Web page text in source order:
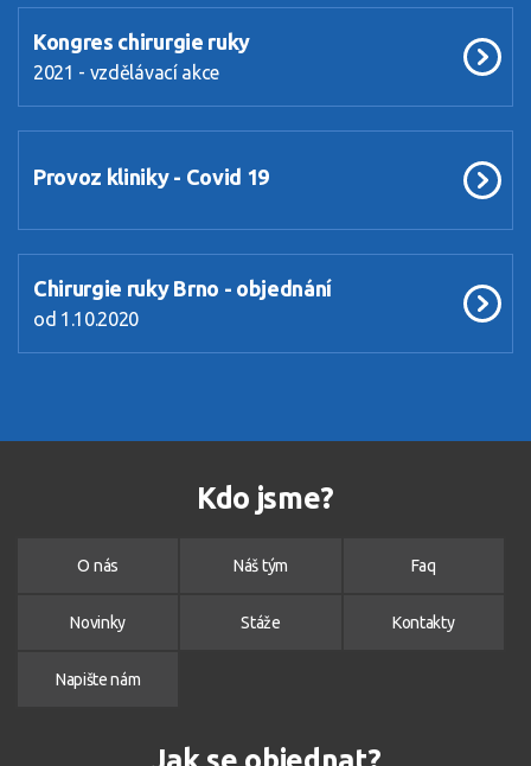
Kongres chirurgie ruky
2021 - vzdělávací akce
Provoz kliniky - Covid 19
Chirurgie ruky Brno - objednání
od 1.10.2020
Kdo jsme?
O nás Náš tým Faq
Novinky Stáže Kontakty
Napište nám